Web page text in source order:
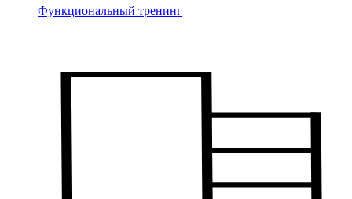
Функциональный тренинг